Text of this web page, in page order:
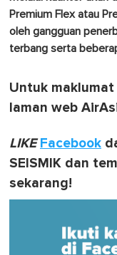
Premium Flex atau
oleh gangguan
terbang serta
Untuk
laman web
LIKE Facebook
SEISMIK dan
sekarang!